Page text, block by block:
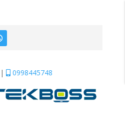
| 0998445748